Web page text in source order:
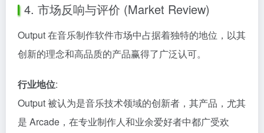
4. 市场反响与评价 (Market Review)
Output 在音乐制作软件市场中占据着独特的地位，以其
创新的理念和高品质的产品赢得了广泛认可。
行业地位:
Output 被认为是音乐技术领域的创新者，其产品，尤其
是 Arcade，在专业制作人和业余爱好者中都广受欢